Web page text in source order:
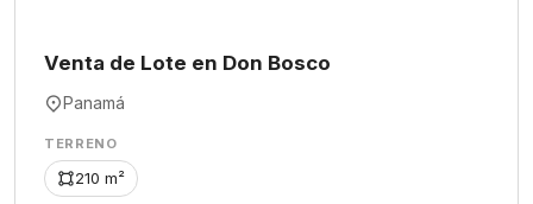
Venta de Lote en Don Bosco
Panamá
TERRENO
210 m²